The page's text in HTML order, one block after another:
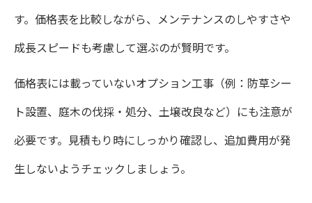
す。価格表を比較しながら、メンテナンスのしやすさや
成長スピードも考慮して選ぶのが賢明です。
価格表には載っていないオプション工事（例：防草シー
ト設置、庭木の伐採・処分、土壌改良など）にも注意が
必要です。見積もり時にしっかり確認し、追加費用が発
生しないようチェックしましょう。